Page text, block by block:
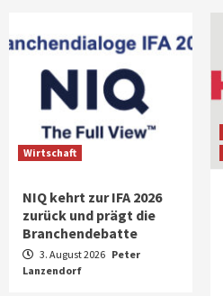
Wirtschaft
NIQ kehrt zur IFA 2026
zurück und prägt die
Branchendebatte
3. August 2026 Peter
Lanzendorf